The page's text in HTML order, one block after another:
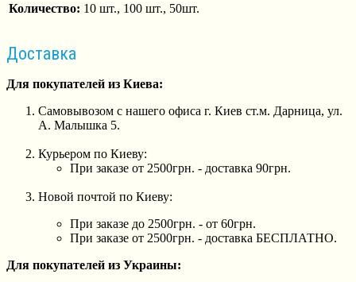
Количество: 10 шт., 100 шт., 50шт.
Доставка
Для покупателей из Киева:
Самовывозом с нашего офиса г. Киев ст.м. Дарница, ул.
А. Малышка 5.
Курьером по Киеву:
При заказе от 2500грн. - доставка 90грн.
Новой почтой по Киеву:
При заказе до 2500грн. - от 60грн.
При заказе от 2500грн. - доставка БЕСПЛАТНО.
Для покупателей из Украины: